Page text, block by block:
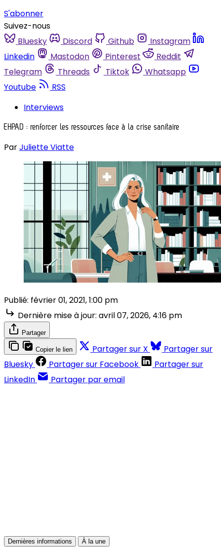
S'abonner
Suivez-nous
Bluesky
Discord Github
Instagram
Linkedin
Mastodon Pinterest
Reddit
Telegram
Threads Tiktok
Whatsapp
Youtube
RSS
Interviews
EHPAD : renforcer les ressources face à la crise sanitaire
ParJuliette Viatte
Publié: février 01, 2021, 1:00 pm
Dernière mise à jour: avril 07, 2026, 4:16 pm
Partager
Copier le lien Partager sur X
Partager sur
Bluesky
Partager sur Facebook
Partager sur
LinkedIn
Partager par email
Dernières informations À la une